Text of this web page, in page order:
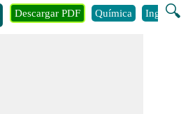
🔍
Descargar PDF Química Ingenieria